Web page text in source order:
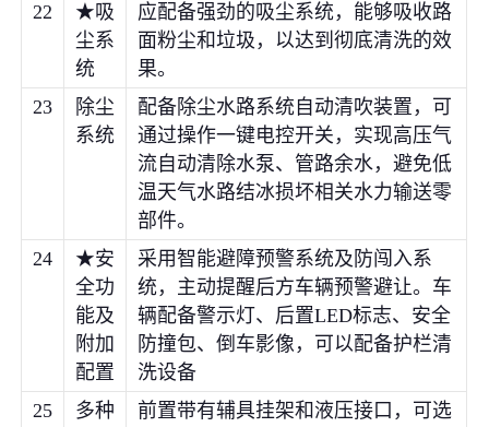
22
★吸
尘系
统
应配备强劲的吸尘系统，能够吸收路
面粉尘和垃圾，以达到彻底清洗的效
果。
23
除尘
系统
配备除尘水路系统自动清吹装置，可
通过操作一键电控开关，实现高压气
流自动清除水泵、管路余水，避免低
温天气水路结冰损坏相关水力输送零
部件。
24
★安
全功
能及
附加
配置
采用智能避障预警系统及防闯入系
统，主动提醒后方车辆预警避让。车
辆配备警示灯、后置LED标志、安全
防撞包、倒车影像，可以配备护栏清
洗设备
25
多种
前置带有辅具挂架和液压接口，可选